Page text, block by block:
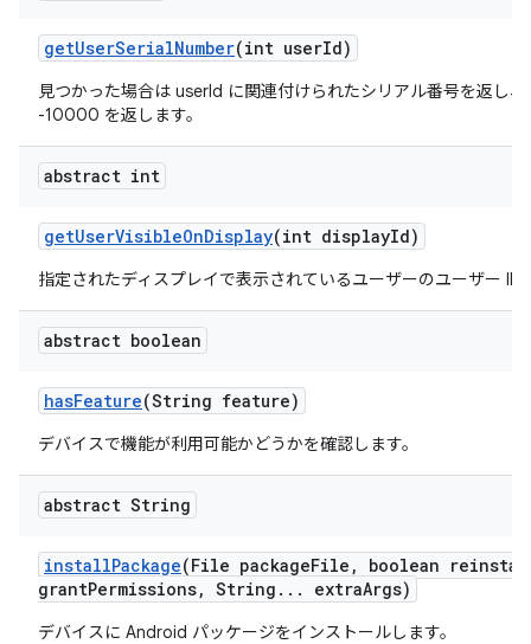
getUserSerialNumber(int userId)
見つかった場合は userId に関連付けられたシリアル番号を返し
-10000 を返します。
abstract int
getUserVisibleOnDisplay(int displayId)
指定されたディスプレイで表示されているユーザーのユーザー ID
abstract boolean
hasFeature(String feature)
デバイスで機能が利用可能かどうかを確認します。
abstract String
installPackage(File packageFile ,
boolean
grantPermissions, String . . . extraArgs)
デバイスに Android パッケージをインストールします。